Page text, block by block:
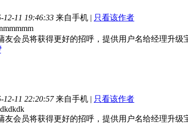
12-11 19:46:33 来自手机 | 只看该作者
友会员将获得更好的招呼，提供用户名给经理升级
12-11 22:20:57 来自手机 | 只看该作者
友会员将获得更好的招呼，提供用户名给经理升级